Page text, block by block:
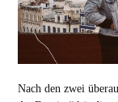
Nach den zwei